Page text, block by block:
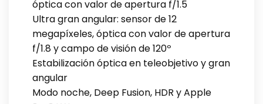
óptica con valor de apertura f/1.5
Ultra gran angular: sensor de 12
megapíxeles, óptica con valor de apertura
f/1.8 y campo de visión de 120º
Estabilización óptica en teleobjetivo y gran
angular
Modo noche, Deep Fusion, HDR y Apple